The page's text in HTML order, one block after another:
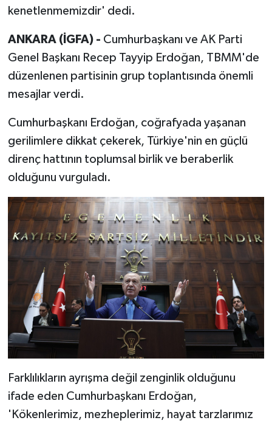
kenetlenmemizdir' dedi.
ANKARA (İGFA) - Cumhurbaşkanı ve AK Parti
Genel Başkanı Recep Tayyip Erdoğan, TBMM'de
düzenlenen partisinin grup toplantısında önemli
mesajlar verdi.
Cumhurbaşkanı Erdoğan, coğrafyada yaşanan
gerilimlere dikkat çekerek, Türkiye'nin en güçlü
direnç hattının toplumsal birlik ve beraberlik
olduğunu vurguladı.
Farklılıkların ayrışma değil zenginlik olduğunu
ifade eden Cumhurbaşkanı Erdoğan,
'Kökenlerimiz, mezheplerimiz, hayat tarzlarımız